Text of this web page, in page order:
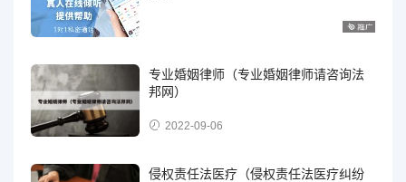
专业婚姻律师（专业婚姻律师请咨询法
邦网）
2022-09-06
侵权责任法医疗（侵权责任法医疗纠纷